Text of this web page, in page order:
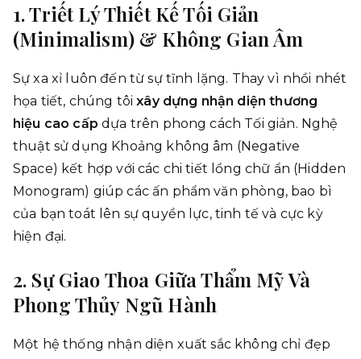
1. Triết Lý Thiết Kế Tối Giản
(Minimalism) & Không Gian Âm
Sự xa xỉ luôn đến từ sự tĩnh lặng. Thay vì nhồi nhét
họa tiết, chúng tôixây dựng nhận diện thương
hiệu cao cấp dựa trên phong cách Tối giản. Nghệ
thuật sử dụng Khoảng không âm (Negative
Space) kết hợp với các chi tiết lồng chữ ẩn (Hidden
Monogram) giúp các ấn phẩm văn phòng, bao bì
của bạn toát lên sự quyền lực, tinh tế và cực kỳ
hiện đại.
2. Sự Giao Thoa Giữa Thẩm Mỹ Và
Phong Thủy Ngũ Hành
Một hệ thống nhận diện xuất sắc không chỉ đẹp